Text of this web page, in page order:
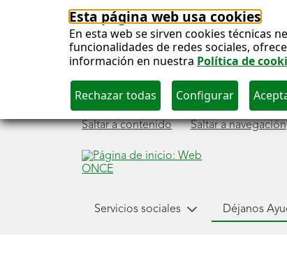
Esta página web usa cookies
En esta web se sirven cookies técnicas
funcionalidades de redes sociales,
información en nuestra Política de
Saltar a contenido Saltar a navegación
Servicios sociales Déjanos
Déjanos ayudarte